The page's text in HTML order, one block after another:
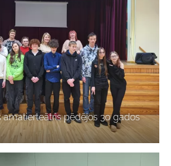
amatierteātris pēdējos 30 gados